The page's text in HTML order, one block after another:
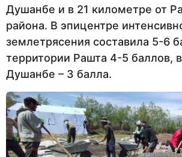
Душанбе и в 21 километре от
района. В эпицентре
землетрясения составила 5-6
территории Рашта 4-5 баллов,
Душанбе – 3 балла.